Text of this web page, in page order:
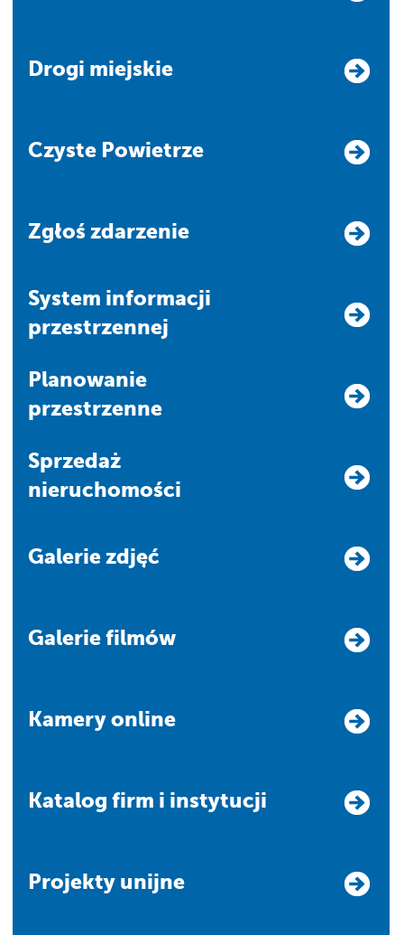
Drogi miejskie
Czyste Powietrze
Zgłoś zdarzenie
system informacji
przestrzennej
Planowanie
przestrzenne
Sprzedaż
nieruchomości
Galerie zdjęć
Galerie filmów
Kamery online
Katalog firm i instytucji
Projekty unijne